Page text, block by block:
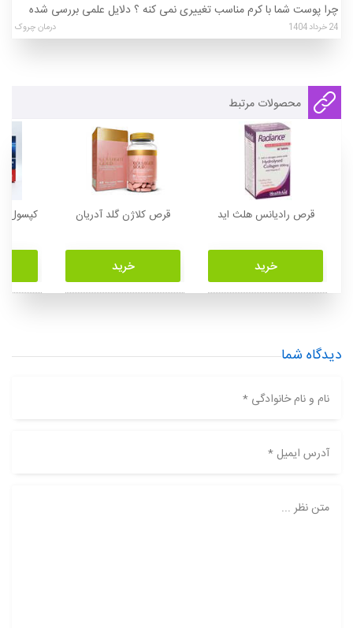
چرا پوست شما با کرم مناسب تغییری نمی کنه ؟ دلایل علمی بررسی شده
24خرداد1404 درمان چروک
محصولات مرتبط
قرص رادیانس هلث اید
خرید
قرص کلاژن گلد آدریان
خرید
کپسول
دیدگاه شما
نام و نام خانوادگی *
آدرس ایمیل *
متن نظر ...